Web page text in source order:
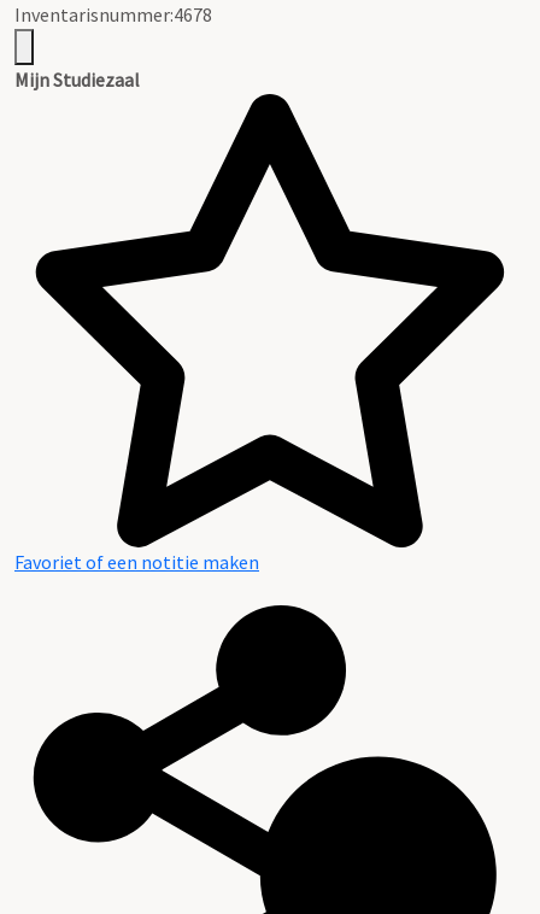
Inventarisnummer:4678
Mijn Studiezaal
Favoriet of een notitie maken